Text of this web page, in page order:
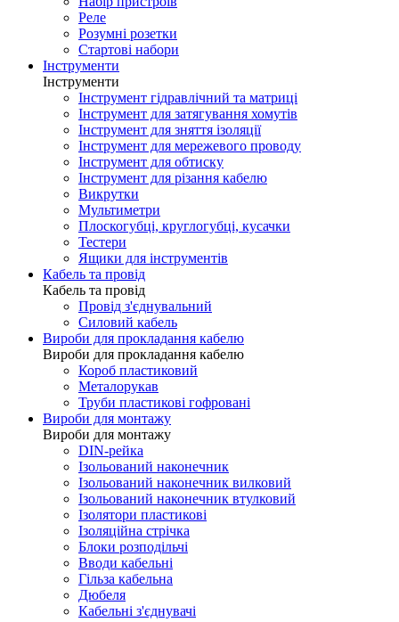
Реле
Розумні розетки
Стартові набори
Інструменти
Інструменти
Інструмент гідравлічний та матриці
Інструмент для затягування хомутів
Інструмент для зняття ізоляції
Інструмент для мережевого проводу
Інструмент для обтиску
Інструмент для різання кабелю
Викрутки
Мультиметри
Плоскогубці, круглогубці, кусачки
Тестери
Ящики для інструментів
Кабель та провід
Кабель та провід
Провід з'єднувальний
Силовий кабель
Вироби для прокладання кабелю
Вироби для прокладання кабелю
Короб пластиковий
Металорукав
Труби пластикові гофровані
Вироби для монтажу
Вироби для монтажу
DIN-рейка
Ізольований наконечник
Ізольований наконечник вилковий
Ізольований наконечник втулковий
Ізолятори пластикові
Ізоляційна стрічка
Блоки розподільчі
Вводи кабельні
Гільза кабельна
Дюбеля
Кабельнi з'єднувачi